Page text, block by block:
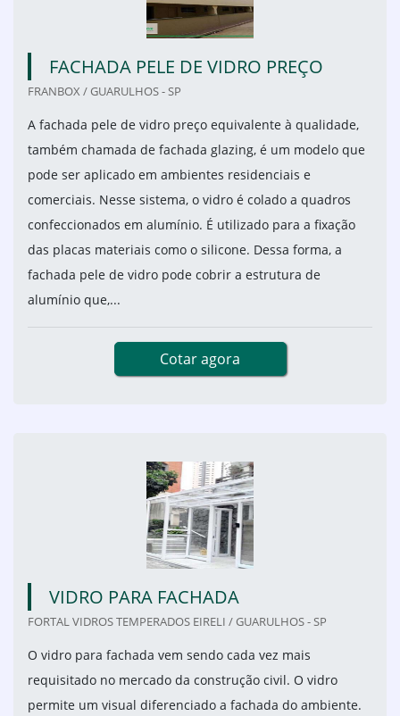
FACHADA PELE DE VIDRO PREÇO
FRANBOX / GUARULHOS - SP
A fachada pele de vidro preço equivalente à qualidade,
também chamada de fachada glazing, é um modelo que
pode ser aplicado em ambientes residenciais e
comerciais. Nesse sistema, o vidro é colado a quadros
confeccionados em alumínio. É utilizado para a fixação
das placas materiais como o silicone. Dessa forma, a
fachada pele de vidro pode cobrir a estrutura de
alumínio que,...
Cotar agora
VIDRO PARA FACHADA
FORTAL VIDROS TEMPERADOS EIRELI / GUARULHOS - SP
O vidro para fachada vem sendo cada vez mais
requisitado no mercado da construção civil. O vidro
permite um visual diferenciado a fachada do ambiente.